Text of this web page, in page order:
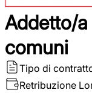
Addetto/a
comuni
Tipo di
Retribuzione